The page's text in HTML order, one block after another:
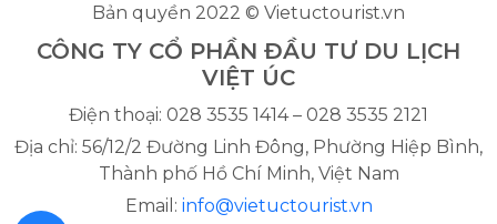
Bản quyền 2022 © Vietuctourist.vn
CÔNG TY CỔ PHẦN ĐẦU TƯ DU LỊCH
VIỆT ÚC
Điện thoại: 028 3535 1414 – 028 3535 2121
Địa chỉ: 56/12/2 Đường Linh Đông, Phường Hiệp Bình,
Thành phố Hồ Chí Minh, Việt Nam
Email: info@vietuctourist.vn